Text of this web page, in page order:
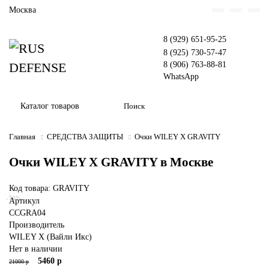
Москва
8 (929) 651-95-25
8 (925) 730-57-47
8 (906) 763-88-81
WhatsApp
Каталог товаров
Главная СРЕДСТВА ЗАЩИТЫ Очки WILEY X GRAVITY
Очки WILEY X GRAVITY в Москве
Код товара: GRAVITY
-74%
Артикул
CCGRA04
Производитель
WILEY X (Вайли Икс)
Нет в наличии
21000 р 5460 р